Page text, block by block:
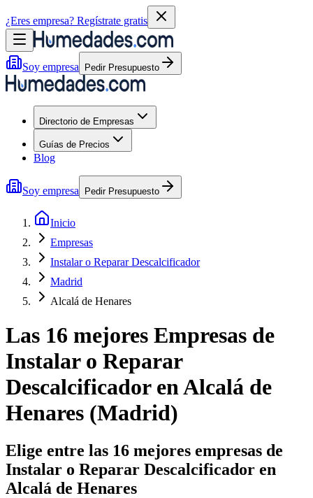
¿Eres empresa? Regístrate gratis
Soy empresa Pedir Presupuesto
Directorio de Empresas
Guías de Precios
Blog
Soy empresa Pedir Presupuesto
Inicio
Empresas
Instalar o Reparar Descalcificador
Madrid
Alcalá de Henares
Las 16 mejores Empresas de
Instalar o Reparar
DescalcificadorenAlcalá de
Henares (Madrid)
Elige entre las 16 mejores empresas de
Instalar o Reparar Descalcificador en
Alcalá de Henares